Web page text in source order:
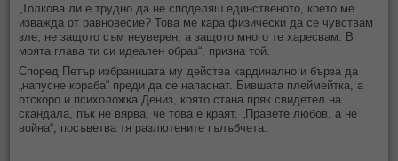
„Толкова ли е трудно да не споделяш единственото, което ме
изважда от равновесие? Това ме кара физически да се чувствам
зле, не защото съм неуверен, а защото много те харесвам. В
моята глава ти си идеален образ“, призна той.
Според Петър избраницата му действа кардинално и бърза да
„напусне кораба“ преди да се напаснат. Бившата плеймейтка, а
отскоро и психоложка Дениз, която стана пряк свидетел на
скандала, пък не вярва, че това е краят. „Правете любов, а не
война“, посъветва тя разлютените гълъбчета.